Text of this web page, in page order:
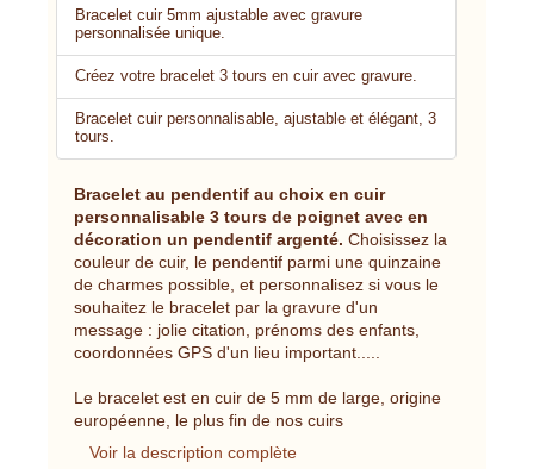
Bracelet cuir 5mm ajustable avec gravure
personnalisée unique.
Créez votre bracelet 3 tours en cuir avec gravure.
Bracelet cuir personnalisable, ajustable et élégant, 3
tours.
Bracelet au pendentif au choix en cuir
personnalisable 3 tours de poignet avec en
décoration un pendentif argenté. Choisissez la
couleur de cuir, le pendentif parmi une quinzaine
de charmes possible, et personnalisez si vous le
souhaitez le bracelet par la gravure d'un
message : jolie citation, prénoms des enfants,
coordonnées GPS d'un lieu important.....
Le bracelet est en cuir de 5 mm de large, origine
européenne, le plus fin de nos cuirs
Voir la description complète